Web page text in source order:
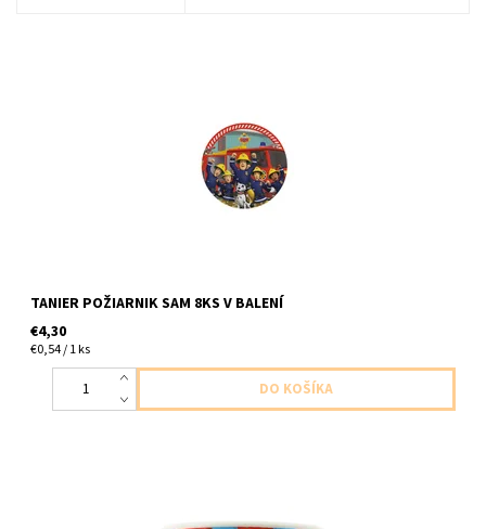
TANIER POŽIARNIK SAM 8KS V BALENÍ
€4,30
€0,54 / 1 ks